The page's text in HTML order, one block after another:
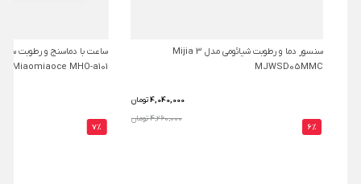
سنسور دما و رطوبت شیائومی مدل Mijia 3
MJWSD05MMC
4,040,000تومان
4,260,000 تومان
6%
ساعت با دماسنج و رطوبت
Miaomiaoce MHO-a101
7%